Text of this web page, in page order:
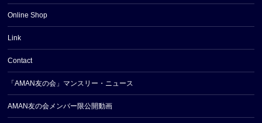
Online Shop
Link
Contact
「AMAN友の会」マンスリー・ニュース
AMAN友の会メンバー限公開動画